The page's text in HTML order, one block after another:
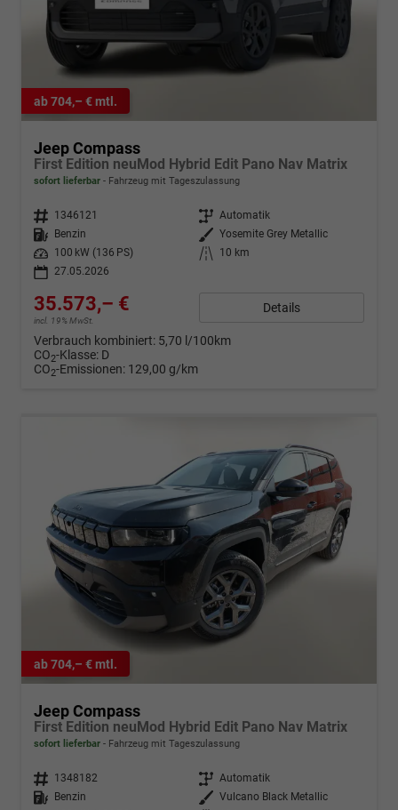
ab 704,– € mtl.
Jeep Compass
First Edition neuMod Hybrid Edit Pano Nav Matrix
sofort lieferbar Fahrzeug mit Tageszulassung
Fahrzeugnr. 1346121 Getriebe Automatik
Kraftstoff
Benzin Außenfarbe Yosemite Grey Metallic
Leistung
100 kW (136 PS) Kilometerstand
10 km
27.05.2026
35.573,– €
incl. 19% MwSt.
Details
Verbrauch kombiniert: 5,70 l/100km
CO2-Klasse: D
CO2-Emissionen: 129,00 g/km
ab 704,– € mtl.
Jeep Compass
First Edition neuMod Hybrid Edit Pano Nav Matrix
sofort lieferbar Fahrzeug mit Tageszulassung
Fahrzeugnr. 1348182 Getriebe Automatik
Kraftstoff
Benzin Außenfarbe Vulcano Black Metallic